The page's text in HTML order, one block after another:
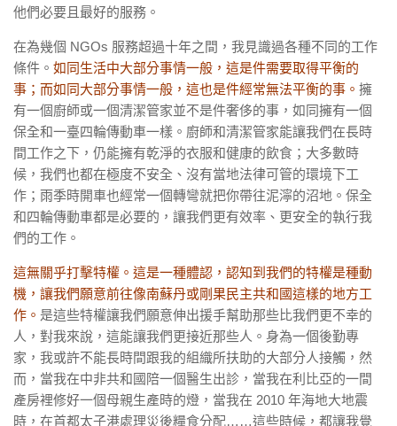
他們必要且最好的服務。
在為幾個 NGOs 服務超過十年之間，我見識過各種不同的工作
條件。 如同生活中大部分事情一般，這是件需要取得平衡的
事；而如同大部分事情一般，這也是件經常無法平衡的事。 擁
有一個廚師或一個清潔管家並不是件奢侈的事，如同擁有一個
保全和一臺四輪傳動車一樣。廚師和清潔管家能讓我們在長時
間工作之下，仍能擁有乾淨的衣服和健康的飲食；大多數時
候，我們也都在極度不安全、沒有當地法律可管的環境下工
作；雨季時開車也經常一個轉彎就把你帶往泥濘的沼地。保全
和四輪傳動車都是必要的，讓我們更有效率、更安全的執行我
們的工作。
這無關乎打擊特權。這是一種體認，認知到我們的特權是種動
機，讓我們願意前往像南蘇丹或剛果民主共和國這樣的地方工
作。 是這些特權讓我們願意伸出援手幫助那些比我們更不幸的
人，對我來說，這能讓我們更接近那些人。身為一個後勤專
家，我或許不能長時間跟我的組織所扶助的大部分人接觸，然
而，當我在中非共和國陪一個醫生出診，當我在利比亞的一間
產房裡修好一個母親生產時的燈，當我在 2010 年海地大地震
時，在首都太子港處理災後糧食分配……這些時候，都讓我覺